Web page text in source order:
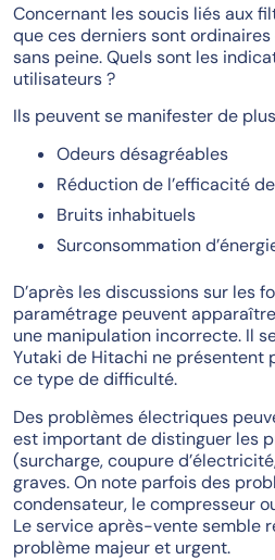
Concernant les soucis liés aux
que ces derniers sont
sans peine. Quels sont les
utilisateurs ?
Ils peuvent se manifester de
Odeurs désagréables
Réduction de l’efficacité
Bruits inhabituels
Surconsommation
D’après les discussions sur les
paramétrage peuvent
une manipulation incorrecte. Il
Yutaki de Hitachi ne présentent
ce type de difficulté.
Des problèmes électriques
est important de distinguer les
(surcharge, coupure
graves. On note parfois des
condensateur, le compresseur
Le service après-vente semble
problème majeur et urgent.